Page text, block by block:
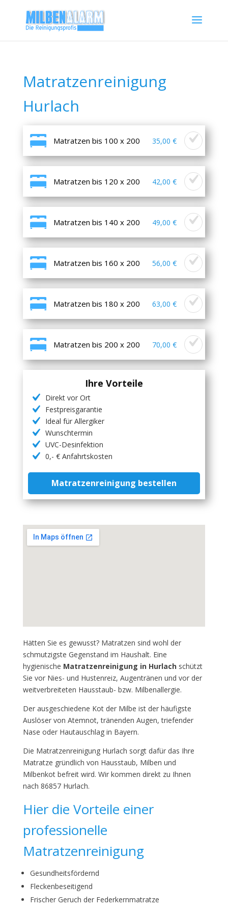
Matratzenreinigung
Hurlach
Matratzen bis 100 x 200 35,00 €
Matratzen bis 120 x 200 42,00 €
Matratzen bis 140 x 200 49,00 €
Matratzen bis 160 x 200 56,00 €
Matratzen bis 180 x 200 63,00 €
Matratzen bis 200 x 200 70,00 €
Ihre Vorteile
Direkt vor Ort
Festpreisgarantie
Ideal für Allergiker
Wunschtermin
UVC-Desinfektion
0,- € Anfahrtskosten
Matratzenreinigung bestellen
Hätten Sie es gewusst? Matratzen sind wohl der
schmutzigste Gegenstand im Haushalt. Eine
hygienische Matratzenreinigung in Hurlachschützt
Sie vor Nies- und Hustenreiz, Augentränen und vor der
weitverbreiteten Hausstaub- bzw. Milbenallergie.
Der ausgeschiedene Kot der Milbe ist der häufigste
Auslöser von Atemnot, tränenden Augen, triefender
Nase oder Hautauschlag in Bayern.
Die Matratzenreinigung Hurlach sorgt dafür das Ihre
Matratze gründlich von Hausstaub, Milben und
Milbenkot befreit wird. Wir kommen direkt zu Ihnen
nach 86857 Hurlach.
Hier die Vorteile einer
professionelle
Matratzenreinigung
Gesundheitsfördernd
Fleckenbeseitigend
Frischer Geruch der Federkernmatratze